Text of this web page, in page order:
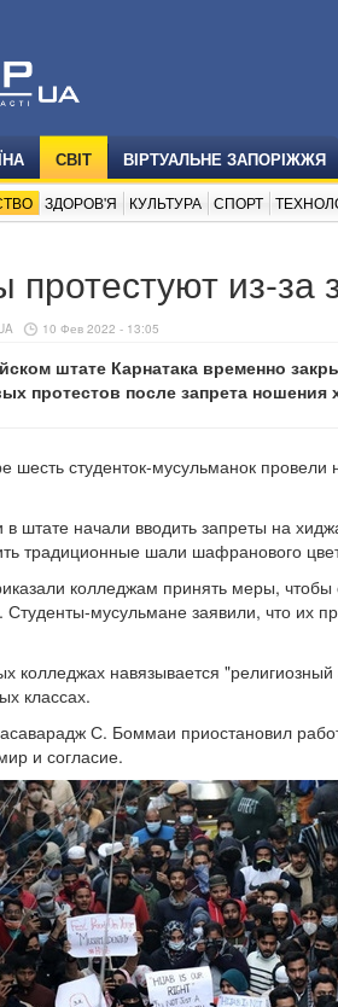
СВІТ ВІРТУАЛЬНЕ ЗАПОРІЖЖЯ
ЗДОРОВ'Я КУЛЬТУРА СПОРТ
из-за
10 Фев 2022 - 13:05
штате Карнатака временно
протестов после запрета
шесть студенток-мусульманок
штате начали вводить запреты на
традиционные шали шафранового
колледжам принять меры,
мусульмане заявили, что их
колледжах навязывается
классах.
С. Боммаи приостановил
и согласие.